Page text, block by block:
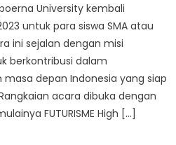
University kembali
untuk para siswa SMA atau
ini sejalan dengan misi
berkontribusi dalam
depan Indonesia yang siap
acara dibuka dengan
FUTURISME High […]